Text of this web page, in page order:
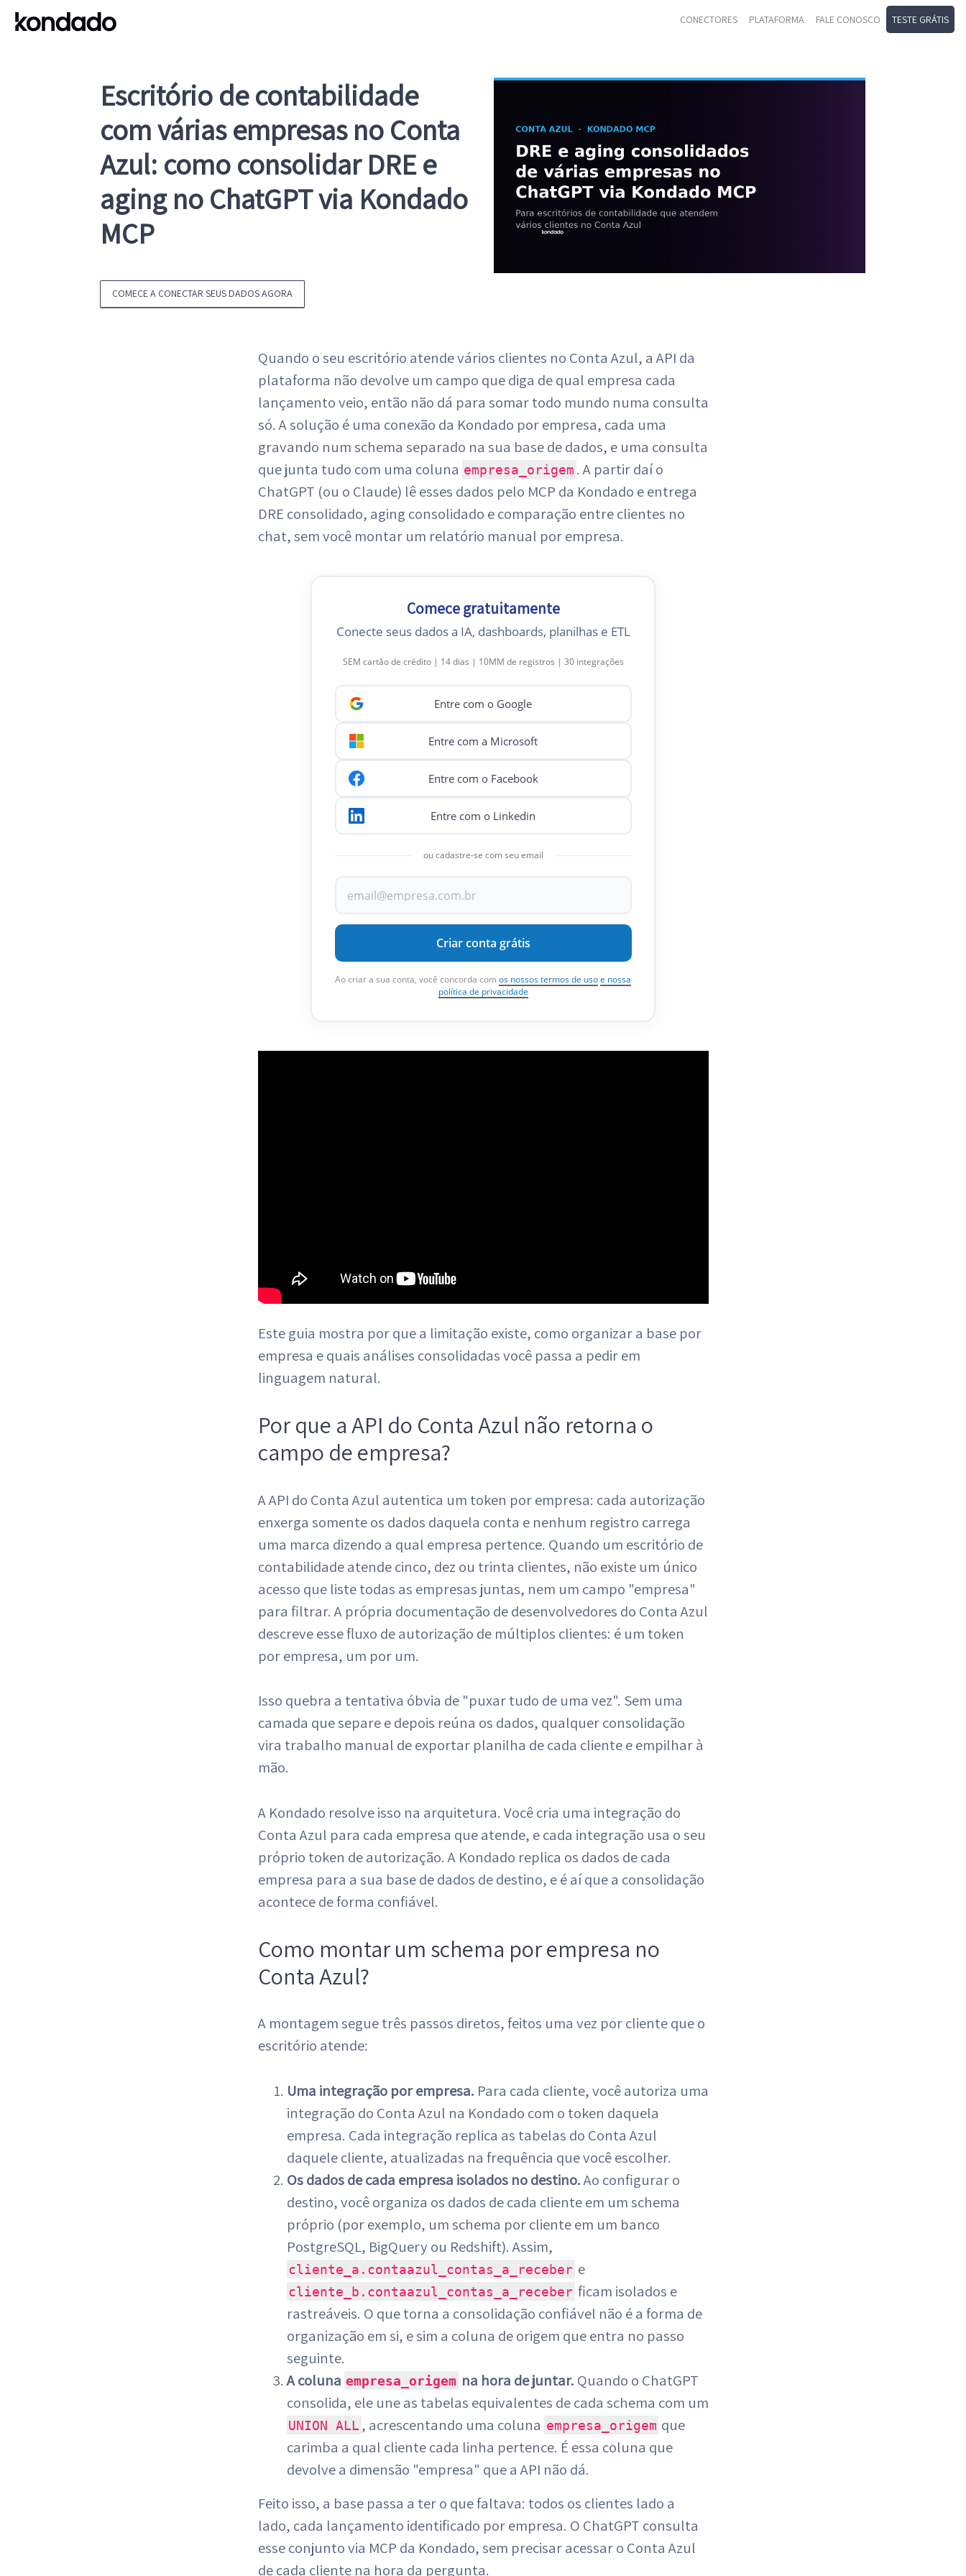
CONECTORES PLATAFORMA FALE CONOSCO TESTE GRÁTIS
Escritório de contabilidade
com várias empresas no Conta
Azul: como consolidar DRE e
aging no ChatGPT via Kondado
MCP
COMECE A CONECTAR SEUS DADOS AGORA
Quando o seu escritório atende vários clientes no Conta Azul, a API da
plataforma não devolve um campo que diga de qual empresa cada
lançamento veio, então não dá para somar todo mundo numa consulta
só. A solução é uma conexão da Kondado por empresa, cada uma
gravando num schema separado na sua base de dados, e uma consulta
que junta tudo com uma coluna empresa_origem . A partir daí o
ChatGPT (ou o Claude) lê esses dados pelo MCP da Kondado e entrega
DRE consolidado, aging consolidado e comparação entre clientes no
chat, sem você montar um relatório manual por empresa.
Comece gratuitamente
Conecte seus dados a IA, dashboards, planilhas e ETL
SEM cartão de crédito | 14 dias | 10MM de registros | 30 integrações
Entre com o Google
Entre com a Microsoft
Entre com o Facebook
Entre com o Linkedin
ou cadastre-se com seu email
Criar conta grátis
Ao criar a sua conta, você concorda com os nossos termos de uso e nossa
política de privacidade
Este guia mostra por que a limitação existe, como organizar a base por
empresa e quais análises consolidadas você passa a pedir em
linguagem natural.
Por que a API do Conta Azul não retorna o
campo de empresa?
A API do Conta Azul autentica um token por empresa: cada autorização
enxerga somente os dados daquela conta e nenhum registro carrega
uma marca dizendo a qual empresa pertence. Quando um escritório de
contabilidade atende cinco, dez ou trinta clientes, não existe um único
acesso que liste todas as empresas juntas, nem um campo "empresa"
para filtrar. A própria documentação de desenvolvedores do Conta Azul
descreve esse fluxo de autorização de múltiplos clientes: é um token
por empresa, um por um.
Isso quebra a tentativa óbvia de "puxar tudo de uma vez". Sem uma
camada que separe e depois reúna os dados, qualquer consolidação
vira trabalho manual de exportar planilha de cada cliente e empilhar à
mão.
A Kondado resolve isso na arquitetura. Você cria uma integração do
Conta Azul para cada empresa que atende, e cada integração usa o seu
próprio token de autorização. A Kondado replica os dados de cada
empresa para a sua base de dados de destino, e é aí que a consolidação
acontece de forma confiável.
Como montar um schema por empresa no
Conta Azul?
A montagem segue três passos diretos, feitos uma vez por cliente que o
escritório atende:
Uma integração por empresa. Para cada cliente, você autoriza uma
integração do Conta Azul na Kondado com o token daquela
empresa. Cada integração replica as tabelas do Conta Azul
daquele cliente, atualizadas na frequência que você escolher.
Os dados de cada empresa isolados no destino.Ao configurar o
destino, você organiza os dados de cada cliente em um schema
próprio (por exemplo, um schema por cliente em um banco
PostgreSQL, BigQuery ou Redshift). Assim,
cliente_a.contaazul_contas_a_receber e
cliente_b.contaazul_contas_a_receber ficam isolados e
rastreáveis. O que torna a consolidação confiável não é a forma de
organização em si, e sim a coluna de origem que entra no passo
seguinte.
A coluna empresa_origem na hora de juntar. Quando o ChatGPT
consolida, ele une as tabelas equivalentes de cada schema com um
UNION ALL , acrescentando uma coluna empresa_origem que
carimba a qual cliente cada linha pertence. É essa coluna que
devolve a dimensão "empresa" que a API não dá.
Feito isso, a base passa a ter o que faltava: todos os clientes lado a
lado, cada lançamento identificado por empresa. O ChatGPT consulta
esse conjunto via MCP da Kondado, sem precisar acessar o Conta Azul
de cada cliente na hora da pergunta.